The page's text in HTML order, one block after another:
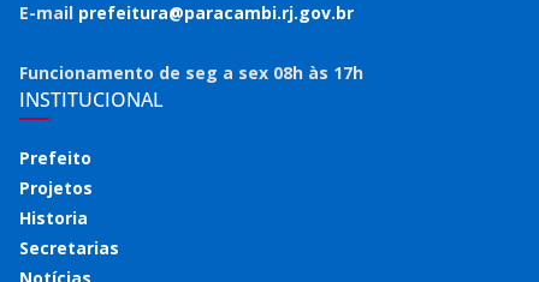
E-mail prefeitura@paracambi.rj.gov.br
Funcionamento de seg a sex 08h às 17h
INSTITUCIONAL
Prefeito
Projetos
Historia
Secretarias